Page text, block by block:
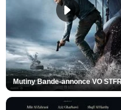
Mutiny Bande-annonce VO STFR